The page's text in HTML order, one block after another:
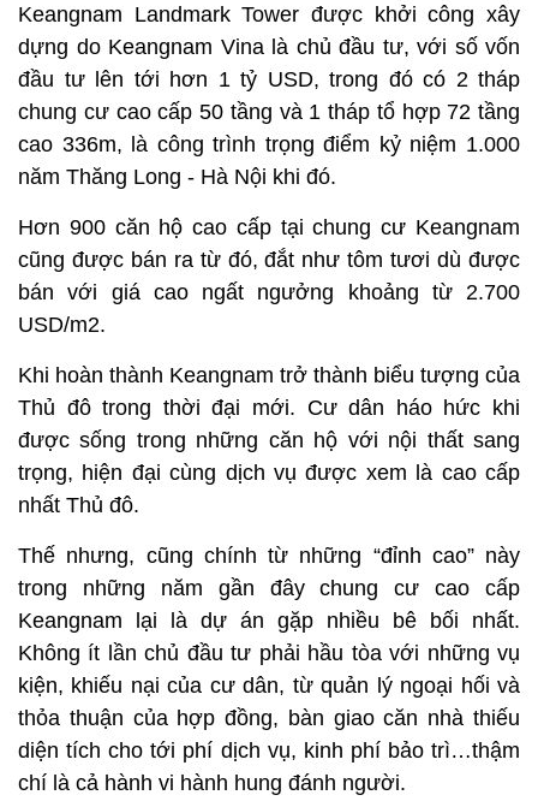
Keangnam Landmark Tower được khởi công xây
dựng do Keangnam Vina là chủ đầu tư, với số vốn
đầu tư lên tới hơn 1 tỷ USD, trong đó có 2 tháp
chung cư cao cấp 50 tầng và 1 tháp tổ hợp 72 tầng
cao 336m, là công trình trọng điểm kỷ niệm 1.000
năm Thăng Long - Hà Nội khi đó.
Hơn 900 căn hộ cao cấp tại chung cư Keangnam
cũng được bán ra từ đó, đắt như tôm tươi dù được
bán với giá cao ngất ngưởng khoảng từ 2.700
USD/m2.
Khi hoàn thành Keangnam trở thành biểu tượng của
Thủ đô trong thời đại mới. Cư dân háo hức khi
được sống trong những căn hộ với nội thất sang
trọng, hiện đại cùng dịch vụ được xem là cao cấp
nhất Thủ đô.
Thế nhưng, cũng chính từ những “đỉnh cao” này
trong những năm gần đây chung cư cao cấp
Keangnam lại là dự án gặp nhiều bê bối nhất.
Không ít lần chủ đầu tư phải hầu tòa với những vụ
kiện, khiếu nại của cư dân, từ quản lý ngoại hối và
thỏa thuận của hợp đồng, bàn giao căn nhà thiếu
diện tích cho tới phí dịch vụ, kinh phí bảo trì…thậm
chí là cả hành vi hành hung đánh người.